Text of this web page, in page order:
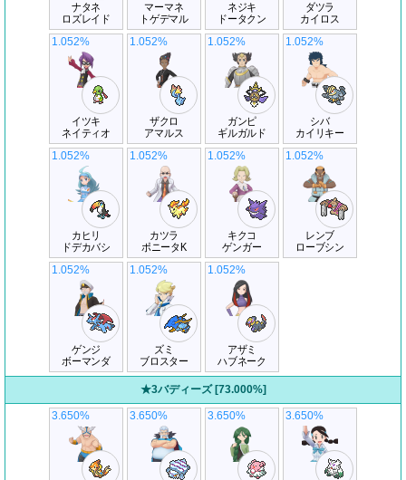
ナタネ
ロズレイド
マーマネ
トゲデマル
ネジキ
ドータクン
ダツラ
カイロス
イツキ
ネイティオ
1.052%
ザクロ
アマルス
1.052%
ガンピ
ギルガルド
1.052%
シバ
カイリキー
1.052%
カヒリ
ドデカバシ
1.052%
カツラ
ポニータK
1.052%
キクコ
ゲンガー
1.052%
レンブ
ローブシン
1.052%
ゲンジ
ボーマンダ
1.052%
ズミ
ブロスター
1.052%
アザミ
ハブネーク
1.052%
★3バディーズ [73.000%]
3.650% 3.650% 3.650% 3.650%